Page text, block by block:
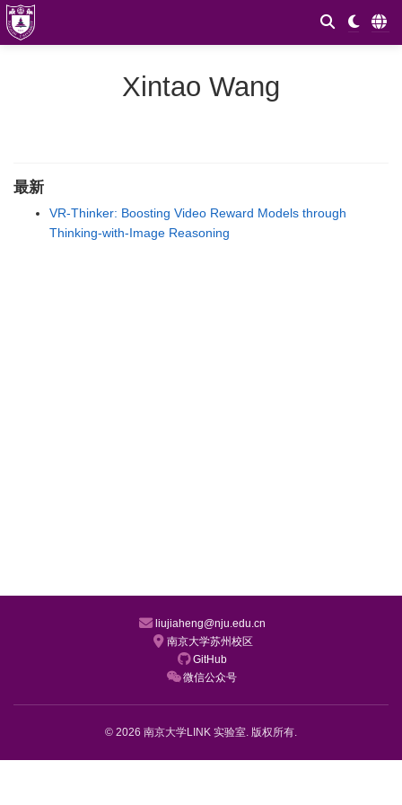
Xintao Wang
最新
VR-Thinker: Boosting Video Reward Models through
Thinking-with-Image Reasoning
liujiaheng@nju.edu.cn
南京大学苏州校区
GitHub
微信公众号
© 2026 南京大学LINK 实验室. 版权所有.